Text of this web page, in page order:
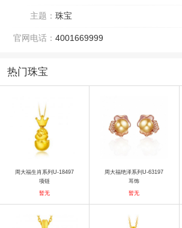
主题： 珠宝
官网电话： 4001669999
热门珠宝
周大福生肖系列U-18497
项链
暂无
周大福绝泽系列U-63197
耳饰
暂无